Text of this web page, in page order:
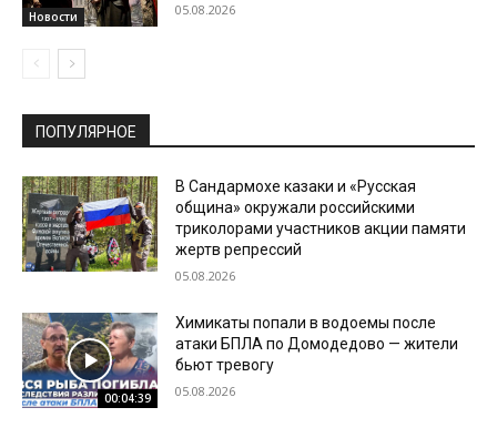
Новости 05.08.2026
ПОПУЛЯРНОЕ
В Сандармохе казаки и «Русская
община» окружали российскими
триколорами участников акции памяти
жертв репрессий
05.08.2026
00:04:39
Химикаты попали в водоемы после
атаки БПЛА по Домодедово — жители
бьют тревогу
05.08.2026